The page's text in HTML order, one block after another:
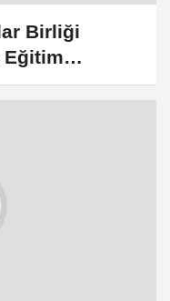
Birliği
Eğitim